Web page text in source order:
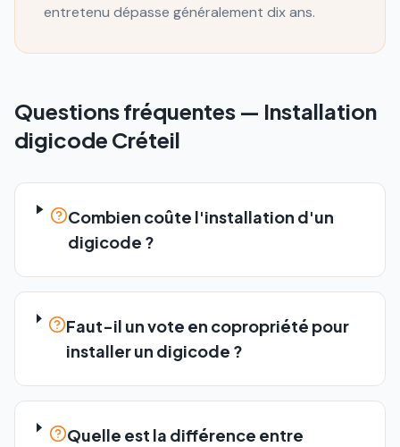
entretenu dépasse généralement dix ans.
Questions fréquentes — Installation
digicode Créteil
Combien coûte l'installation d'un
digicode ?
Faut-il un vote en copropriété pour
installer un digicode ?
Quelle est la différence entre